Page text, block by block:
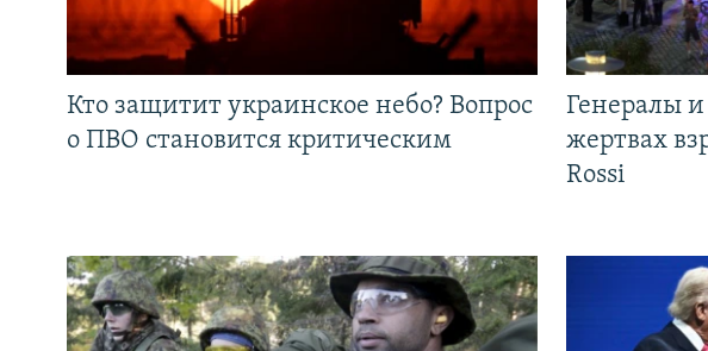
Кто защитит украинское небо? Вопрос
о ПВО становится критическим
Генералы и
жертвах
Rossi